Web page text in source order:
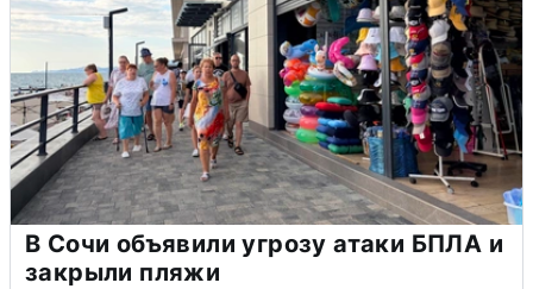
В Сочи объявили угрозу атаки БПЛА и
закрыли пляжи